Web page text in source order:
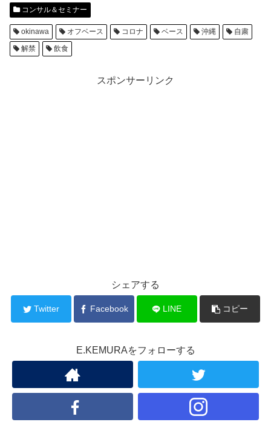
コンサル＆セミナー
okinawa オフベース コロナ ベース 沖縄
自粛
解禁
飲食
スポンサーリンク
シェアする
Twitter Facebook LINE コピー
E.KEMURAをフォローする